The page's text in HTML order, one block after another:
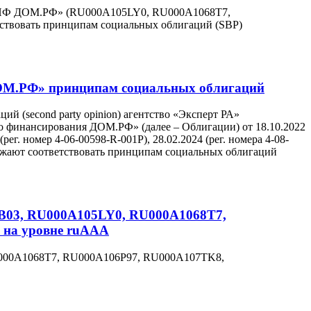
ДОМ.РФ» (RU000A105LY0, RU000A1068T7,
принципам социальных облигаций (SBP)
принципам социальных облигаций
(second party opinion) агентство «Эксперт РА»
финансирования ДОМ.РФ» (далее – Облигации) от 18.10.2022
номер 4-06-00598-R-001P), 28.02.2024 (рег. номера 4-08-
соответствовать принципам социальных облигаций
RU000A105LY0, RU000A1068T7,
уровне ruAAA
RU000A106P97, RU000A107TK8,